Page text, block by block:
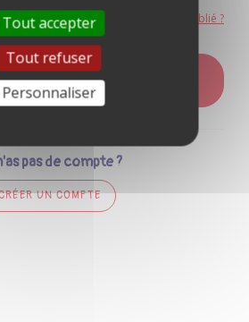
Mot de passe oublié ?
CONNEXION
pas de compte ?
UN COMPTE
Tout accepter
Tout refuser
Personnaliser